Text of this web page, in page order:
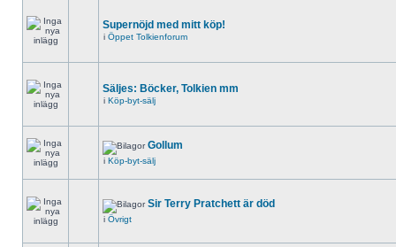
Supernöjd med mitt köp!
i Öppet Tolkienforum
Säljes: Böcker, Tolkien mm
i Köp-byt-sälj
Gollum
i Köp-byt-sälj
Sir Terry Pratchett är död
i Övrigt